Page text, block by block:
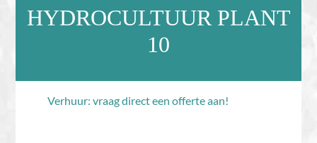
HYDROCULTUUR PLANT
10
Verhuur: vraag direct een offerte aan!